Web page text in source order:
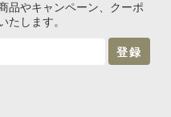
品やキャンペーン、クーポ
たします。
登録